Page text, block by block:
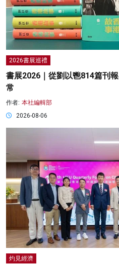
2026書展巡禮
書展2026｜從劉以鬯814篇刊
常
作者: 本社編輯部
2026-08-06
灼見經濟